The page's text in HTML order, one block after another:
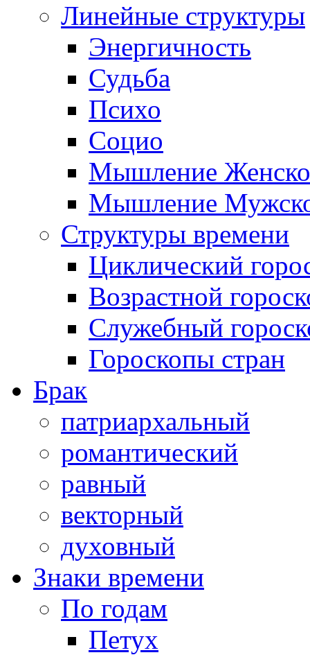
Линейные структуры
Энергичность
Судьба
Психо
Социо
Мышление
Мышление
Структуры времени
Циклический
Возрастной
Служебный
Гороскопы стран
Брак
патриархальный
романтический
равный
векторный
духовный
Знаки времени
По годам
Петух